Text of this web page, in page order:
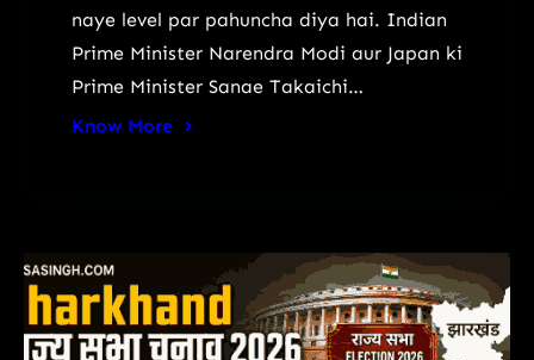
naye level par pahuncha diya hai. Indian
Prime Minister Narendra Modi aur Japan ki
Prime Minister Sanae Takaichi…
Know More